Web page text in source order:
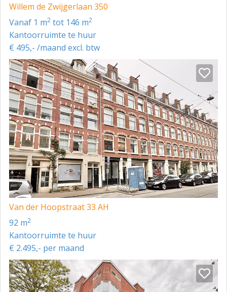
Willem de Zwijgerlaan 350
vanaf 1 m2 tot 146 m2
Kantoorruimte te huur
€ 495,- /maand excl. btw
Van der Hoopstraat 33 AH
92 m2
Kantoorruimte te huur
€ 2.495,- per maand